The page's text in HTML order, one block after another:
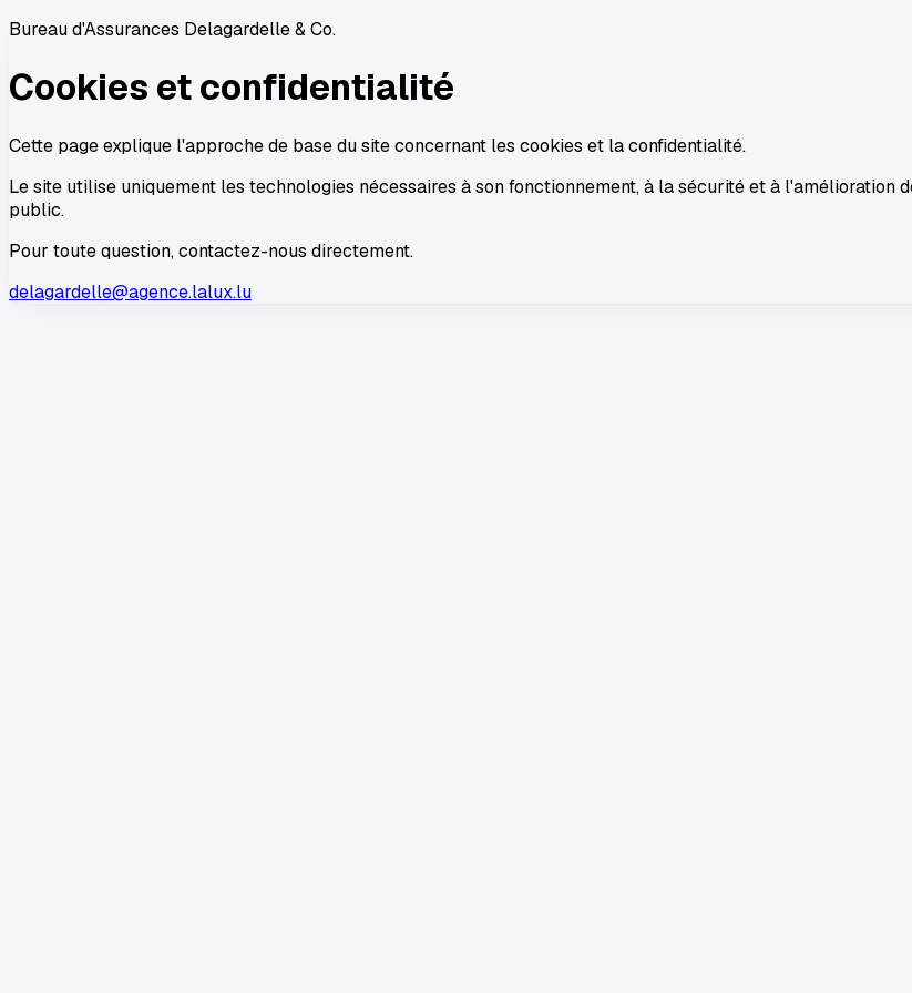
Bureau d'Assurances Delagardelle & Co.
Cookies et confidentialité
Cette page explique l'approche de base du site concernant les cookies et la confidentialité.
Le site utilise uniquement les technologies nécessaires à son fonctionnement, à la sécurité et à
public.
Pour toute question, contactez-nous directement.
delagardelle@agence.lalux.lu